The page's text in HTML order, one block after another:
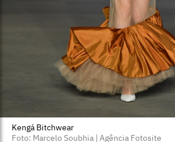
Kengá Bitchwear
Foto: Marcelo Soubhia | Agência Fotosite